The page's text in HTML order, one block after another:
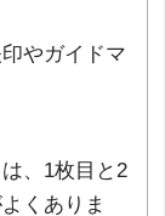
やガイドマ
、1枚目と2
くありま